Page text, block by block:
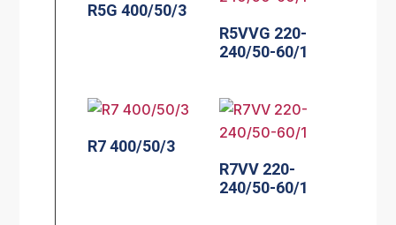
R5G 400/50/3
R5VVG 220-
240/50-60/1
R7 400/50/3
R7VV 220-
240/50-60/1